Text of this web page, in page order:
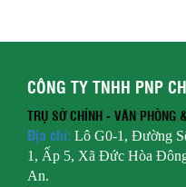
CÔNG TY TNHH PNP
TRỤ SỞ CHÍNH - VĂN PHÒNG
Địa chỉ: Lô G0-1, Đường
1, Ấp 5, Xã Đức Hòa
An.